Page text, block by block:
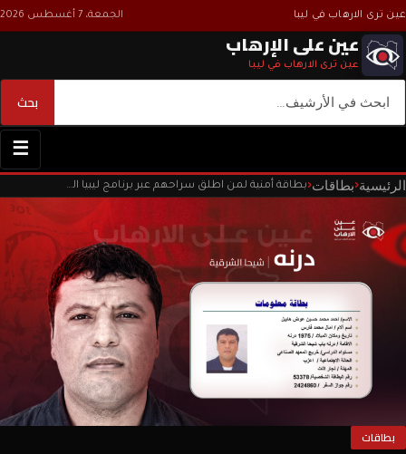
عين ترى الارهاب في ليبا الجمعة، 7 أغسطس 2026
عين على الإرهاب
عين ترى الارهاب في ليبا
بحث
☰
الرئيسية‹بطاقات‹ بطاقة أمنية لمن اطلق سراحهم عبر برنامج ليبيا الغد والمراجعات داخل السجون الليبية سنة ٢٠٠٩م.
بطاقات